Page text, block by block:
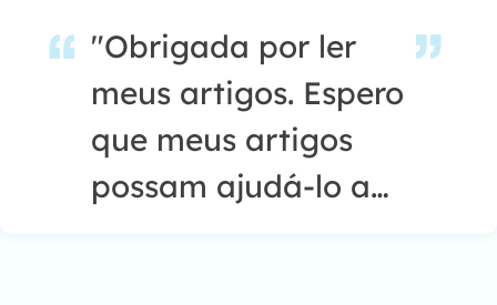
"Obrigada por ler
meus artigos. Espero
que meus artigos
possam ajudá-lo a